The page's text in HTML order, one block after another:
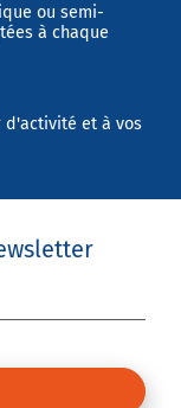
ou semi-
à chaque
d'activité et à vos